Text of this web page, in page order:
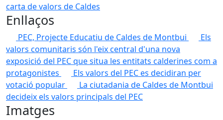
Enllaços
PEC, Projecte Educatiu de Caldes de Montbui
Els
valors comunitaris són l'eix central d'una nova
exposició del PEC que situa les entitats calderines com a
protagonistes
Els valors del PEC es decidiran per
votació popular
La ciutadania de Caldes de Montbui
decideix els valors principals del PEC
Imatges